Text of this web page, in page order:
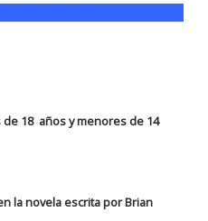
de 18 años y menores de 14
la novela escrita por Brian